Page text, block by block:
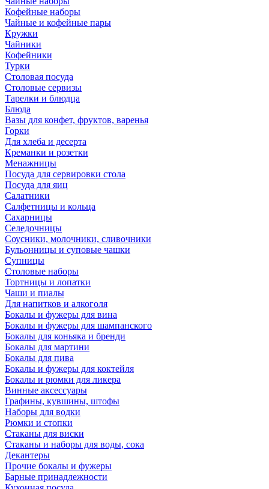
Кофейные наборы
Чайные и кофейные пары
Кружки
Чайники
Кофейники
Турки
Столовая посуда
Столовые сервизы
Тарелки и блюдца
Блюда
Вазы для конфет, фруктов, варенья
Горки
Для хлеба и десерта
Креманки и розетки
Менажницы
Посуда для сервировки стола
Посуда для яиц
Салатники
Салфетницы и кольца
Сахарницы
Селедочницы
Соусники, молочники, сливочники
Бульонницы и суповые чашки
Супницы
Столовые наборы
Тортницы и лопатки
Чаши и пиалы
Для напитков и алкоголя
Бокалы и фужеры для вина
Бокалы и фужеры для шампанского
Бокалы для коньяка и бренди
Бокалы для мартини
Бокалы для пива
Бокалы и фужеры для коктейля
Бокалы и рюмки для ликера
Винные аксессуары
Графины, кувшины, штофы
Наборы для водки
Рюмки и стопки
Стаканы для виски
Стаканы и наборы для воды, сока
Декантеры
Прочие бокалы и фужеры
Барные принадлежности